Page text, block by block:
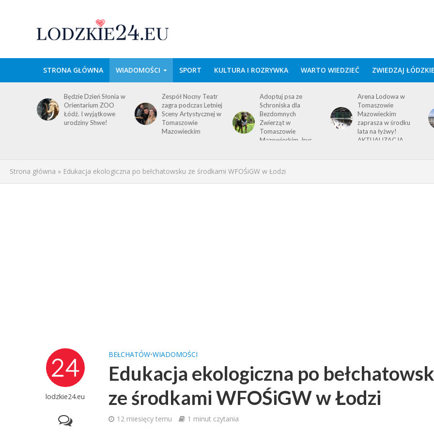
STRONA GŁÓWNA WIADOMOŚCI SPORT KULTURA I ROZRYWKA WARTO WIEDZIEĆ ZWIEDZAJ
Zespół Nocny Teatr
zagra podczas Letniej
Sceny Artystycznej w
Tomaszowie
Adoptuj psa ze
Schroniska dla
Bezdomnych
Zwierząt w
Tomaszowie
Arena Lodowa w
Tomaszowie
Mazowieckim
zaprasza w środku
lata na łyżwy!
AKTUALIZACJA
Dobra wiadomość
dla mieszkańców
Tomaszowa
Mazowieckiego i
wszystkich
podróżnych!
Strona główna » Edukacja ekologiczna po bełchatowsku ze środkami WFOŚiGW w Łodzi
lodzkie24.eu
BEŁCHATÓW•WIADOMOŚCI
Edukacja ekologiczna po
ze środkami WFOŚiGW w Łodzi
12 miesięcy temu 1 minut czytania